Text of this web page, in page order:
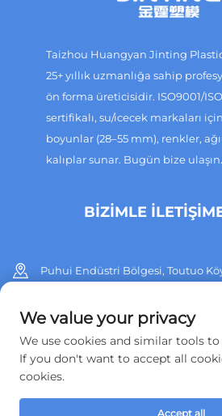
Taizhou Huangyan Jinting
25+ yıllık uzmanlığa sahip
ön forma üreticisidir. ISO9001/
sertifikalı, su/icecek markaları
boyunlar (28–55 mm), renkler,
kalıplar sunar. Bugün bize ulaşın.
BIZIMLE
Puhui Endüstri Bölgesi, Toutuo
+86 13515760932
[email protected]
We value your privacy
We use cookies and similar tools
If you don't want to accept all
cookies.
Accept all